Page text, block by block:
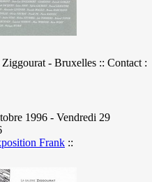
- Bruxelles :: Contact :
1996 - Vendredi 29
Frank ::